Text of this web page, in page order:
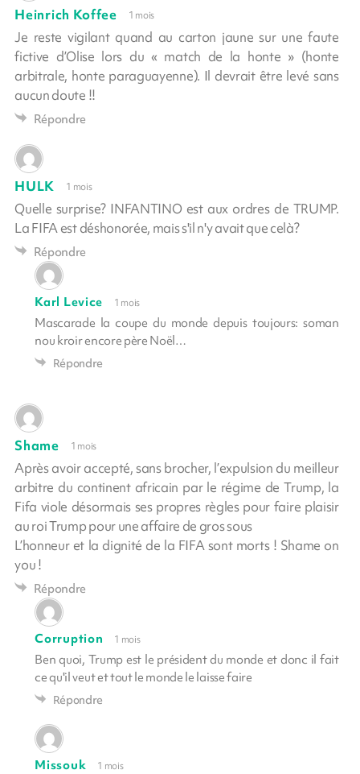
Heinrich Koffee 1 mois
Je reste vigilant quand au carton jaune sur une faute
fictive d’Olise lors du « match de la honte » (honte
arbitrale, honte paraguayenne). Il devrait être levé sans
aucun doute !!
Répondre
HULK 1 mois
Quelle surprise? INFANTINO est aux ordres de TRUMP.
La FIFA est déshonorée, mais s'il n'y avait que celà?
Répondre
Karl Levice 1 mois
Mascarade la coupe du monde depuis toujours: soman
nou kroir encore père Noël…
Répondre
Shame 1 mois
Après avoir accepté, sans brocher, l’expulsion du meilleur
arbitre du continent africain par le régime de Trump, la
Fifa viole désormais ses propres règles pour faire plaisir
au roi Trump pour une affaire de gros sous
L’honneur et la dignité de la FIFA sont morts ! Shame on
you !
Répondre
Corruption 1 mois
Ben quoi, Trump est le président du monde et donc il fait
ce qu'il veut et tout le monde le laisse faire
Répondre
Missouk 1 mois